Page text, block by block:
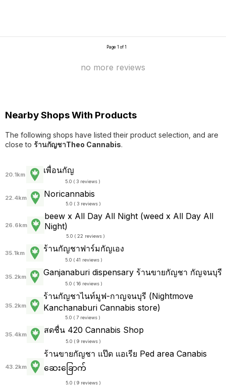
Page 1 of 1
no more reviews
Nearby Shops With Products
The following shops have listed their product selection, and are
close to ร้านกัญชาTheo Cannabis.
20.1km เพื่อนกัญ
5.0 ( 3 reviews )
22.4km Noricannabis
5.0 ( 3 reviews )
26.6km
beew x All Day All Night (weed x All Day All
Night)
5.0 ( 22 reviews )
35.1km ร้านกัญชาฟาร์มกัญเอง
5.0 ( 41 reviews )
35.2km Ganjanaburi dispensary ร้านขายกัญชา กัญจนบุรี
5.0 ( 16 reviews )
35.2km
ร้านกัญชาไนท์มูฟ-กาญจนบุรี (Nightmove
Kanchanaburi Cannabis store)
5.0 ( 7 reviews )
35.4km สดชื่น 420 Cannabis Shop
5.0 ( 9 reviews )
43.2km
ร้านขายกัญชา แป๊ด แอเรีย Ped area Canabis
ဆေးခြောက်
5.0 ( 9 reviews )